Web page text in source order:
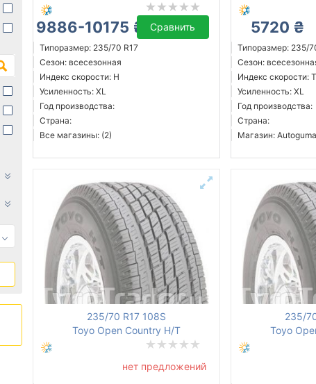
9886-10175 ₴ Сравнить
Типоразмер: 235/70 R17
Сезон: всесезонная
Индекс скорости: H
Усиленность: XL
Год производства:
Страна:
Все магазины: (2)
5720 ₴
Типоразмер: 235/
Сезон:
Индекс скорости: T
Усиленность: XL
Год производства:
Страна:
Магазин: Autoguma
235/70 R17 108S
Toyo Open Country H/T
нет предложений
235/
Toyo